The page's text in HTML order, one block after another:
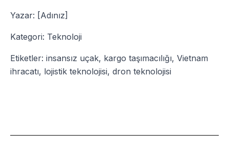
Yazar: [Adınız]
Kategori: Teknoloji
Etiketler: insansız uçak, kargo taşımacılığı, Vietnam
ihracatı, lojistik teknolojisi, dron teknolojisi